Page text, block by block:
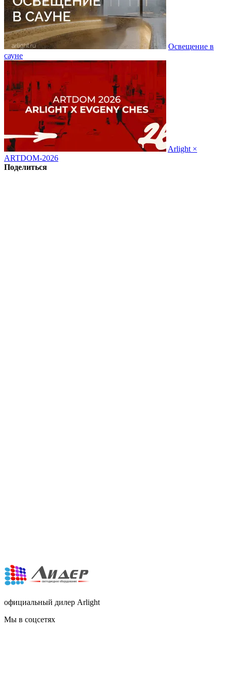
Освещение в
сауне
Arlight ×
ARTDOM-2026
Поделиться
официальный дилер Arlight
Мы в соцсетях